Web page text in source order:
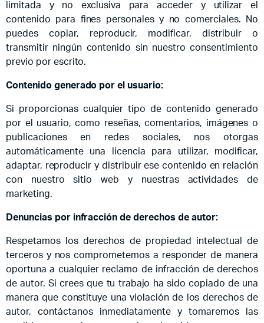
limitada y no exclusiva para acceder y utilizar el
contenido para fines personales y no comerciales. No
puedes copiar, reproducir, modificar, distribuir o
transmitir ningún contenido sin nuestro consentimiento
previo por escrito.
Contenido generado por el usuario:
Si proporcionas cualquier tipo de contenido generado
por el usuario, como reseñas, comentarios, imágenes o
publicaciones en redes sociales, nos otorgas
automáticamente una licencia para utilizar, modificar,
adaptar, reproducir y distribuir ese contenido en relación
con nuestro sitio web y nuestras actividades de
marketing.
Denuncias por infracción de derechos de autor:
Respetamos los derechos de propiedad intelectual de
terceros y nos comprometemos a responder de manera
oportuna a cualquier reclamo de infracción de derechos
de autor. Si crees que tu trabajo ha sido copiado de una
manera que constituye una violación de los derechos de
autor, contáctanos inmediatamente y tomaremos las